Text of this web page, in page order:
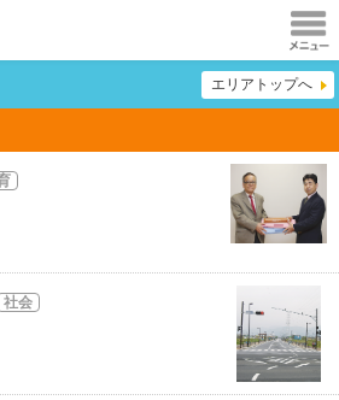
メニュ
ー
エリアトップへ
社会